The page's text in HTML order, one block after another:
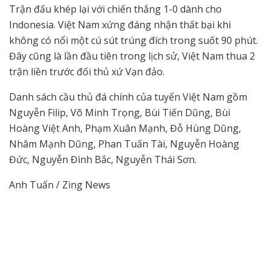
Trận đấu khép lại với chiến thắng 1-0 dành cho
Indonesia. Việt Nam xứng đáng nhận thất bại khi
không có nổi một cú sút trúng đích trong suốt 90 phút.
Đây cũng là lần đầu tiên trong lịch sử, Việt Nam thua 2
trận liền trước đối thủ xứ Vạn đảo.
Danh sách cầu thủ đá chính của tuyển Việt Nam gồm
Nguyễn Filip, Võ Minh Trọng, Bùi Tiến Dũng, Bùi
Hoàng Việt Anh, Phạm Xuân Mạnh, Đỗ Hùng Dũng,
Nhâm Mạnh Dũng, Phan Tuấn Tài, Nguyễn Hoàng
Đức, Nguyễn Đình Bắc, Nguyễn Thái Sơn.
Anh Tuấn / Zing News